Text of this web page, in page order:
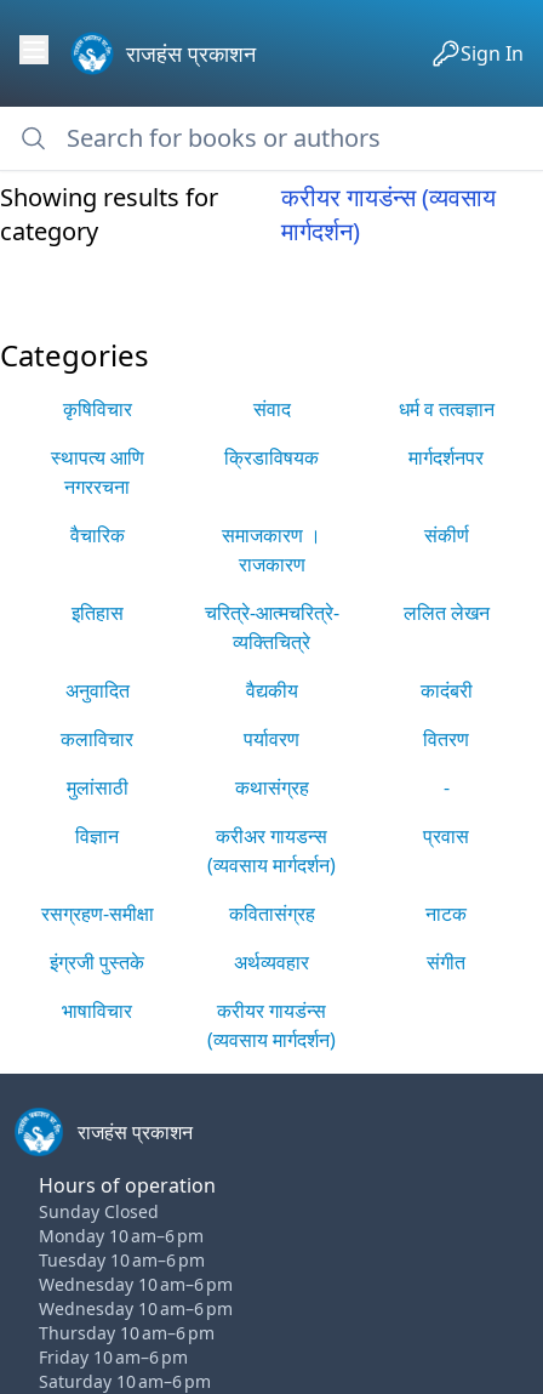
राजहंस प्रकाशन Sign In
Showing results for
category
करीयर गायडंन्स (व्यवसाय
मार्गदर्शन)
Categories
कृषिविचार संवाद
धर्म व तत्वज्ञान
स्थापत्य आणि
नगररचना
क्रिडाविषयक मार्गदर्शनपर
वैचारिक
समाजकारण ।
राजकारण
संकीर्ण
इतिहास
चरित्रे-आत्मचरित्रे-
व्यक्तिचित्रे
ललित लेखन
अनुवादित वैद्यकीय
कादंबरी
कलाविचार
पर्यावरण
वितरण
मुलांसाठी
कथासंग्रह
-
विज्ञान
करीअर गायडन्स
(व्यवसाय मार्गदर्शन)
प्रवास
रसग्रहण-समीक्षा कवितासंग्रह
नाटक
इंग्रजी पुस्तके
अर्थव्यवहार
संगीत
भाषाविचार
करीयर गायडंन्स
(व्यवसाय मार्गदर्शन)
राजहंस प्रकाशन
Hours of operation
Sunday Closed
Monday 10 am–6 pm
Tuesday 10 am–6 pm
Wednesday 10 am–6 pm
Wednesday 10 am–6 pm
Thursday 10 am–6 pm
Friday 10 am–6 pm
Saturday 10 am–6 pm